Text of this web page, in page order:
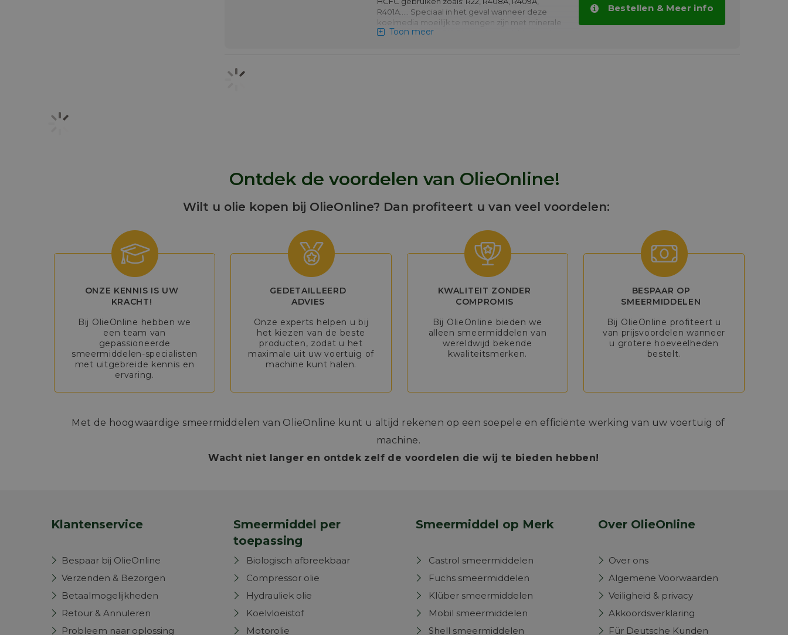
R401A….. Speciaal in het geval wanneer deze
koelmedia moeilijk te mengen zijn met minerale
olie. TOTAL LUNARIA SK is ook geschikt voor de
Toon meer
Bestellen & Meer info
Ontdek de voordelen van OlieOnline!
Wilt u olie kopen bij OlieOnline? Dan profiteert u van veel voordelen:
ONZE KENNIS IS UW
KRACHT!
Bij OlieOnline hebben we
een team van
gepassioneerde
smeermiddelen-specialisten
met uitgebreide kennis en
ervaring.
GEDETAILLEERD
ADVIES
Onze experts helpen u bij
het kiezen van de beste
producten, zodat u het
maximale uit uw voertuig of
machine kunt halen.
KWALITEIT ZONDER
COMPROMIS
Bij OlieOnline bieden we
alleen smeermiddelen van
wereldwijd bekende
kwaliteitsmerken.
BESPAAR OP
SMEERMIDDELEN
Bij OlieOnline profiteert u
van prijsvoordelen wanneer
u grotere hoeveelheden
bestelt.
Met de hoogwaardige smeermiddelen van OlieOnline kunt u altijd rekenen op een soepele en efficiënte werking van uw voertuig of
machine.
Wacht niet langer en ontdek zelf de voordelen die wij te bieden hebben!
Klantenservice
Bespaar bij OlieOnline
Verzenden & Bezorgen
Betaalmogelijkheden
Retour & Annuleren
Probleem naar oplossing
Smeermiddel per
toepassing
Biologisch afbreekbaar
Compressor olie
Hydrauliek olie
Koelvloeistof
Motorolie
Smeermiddel op Merk
Castrol smeermiddelen
Fuchs smeermiddelen
Klüber smeermiddelen
Mobil smeermiddelen
Shell smeermiddelen
Over OlieOnline
Over ons
Algemene Voorwaarden
Veiligheid & privacy
Akkoordsverklaring
Für Deutsche Kunden